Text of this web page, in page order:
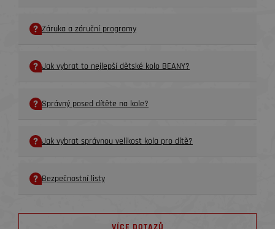
Záruka a záruční programy
Jak vybrat to nejlepší dětské kolo BEANY?
Správný posed dítěte na kole?
Jak vybrat správnou velikost kola pro dítě?
Bezpečnostní listy